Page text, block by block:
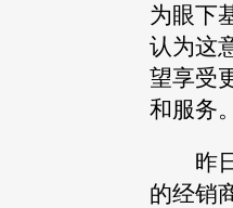
为眼下
认为这
望享受
和服务
昨
的经销